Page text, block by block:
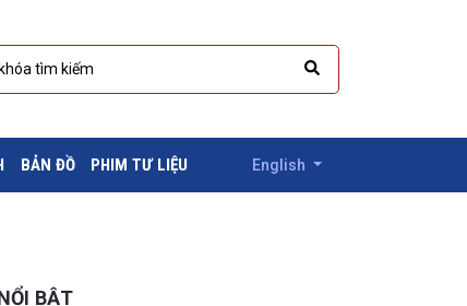
BẢN ĐỒ PHIM TƯ LIỆU English
BẬT